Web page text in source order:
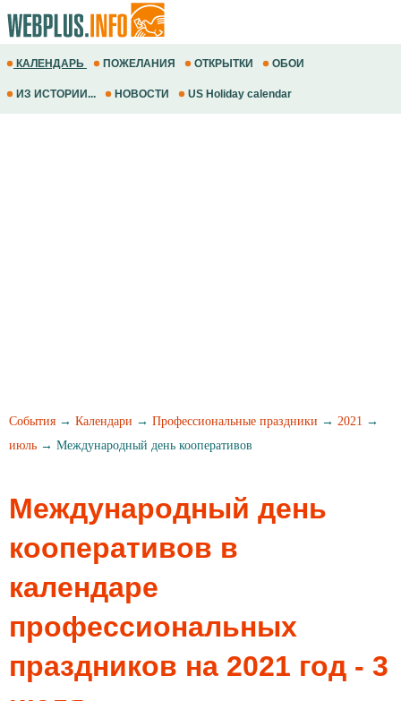
КАЛЕНДАРЬ ПОЖЕЛАНИЯ ОТКРЫТКИ ОБОИ
ИЗ ИСТОРИИ... НОВОСТИ US Holiday calendar
События → Календари → Профессиональные праздники → 2021 →
июль → Международный день кооперативов
Международный день
кооперативов в
календаре
профессиональных
праздников на 2021 год - 3